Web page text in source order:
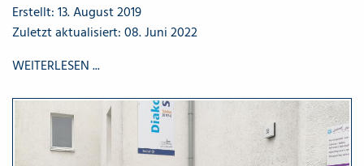
Erstellt: 13. August 2019
Zuletzt aktualisiert: 08. Juni 2022
WEITERLESEN ...